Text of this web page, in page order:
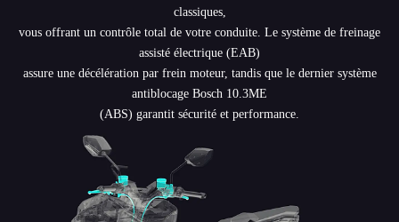
classiques,
vous offrant un contrôle total de votre conduite. Le système de freinage
assisté électrique (EAB)
assure une décélération par frein moteur, tandis que le dernier système
antiblocage Bosch 10.3ME
(ABS) garantit sécurité et performance.